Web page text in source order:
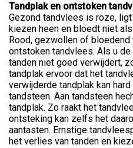
Tandplak en ontstoken
Gezond tandvlees is roze,
kiezen heen en bloedt niet
Rood, gezwollen of
ontstoken tandvlees. Als u
tanden niet goed verwijdert,
tandplak ervoor dat het
verwijderde tandplak kan
tandsteen. Aan tandsteen
tandplak. Zo raakt het
ontsteking kan zelfs het
aantasten. Ernstige
het verlies van tanden en